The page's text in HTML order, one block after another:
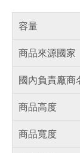
容量
商品來源國家
國內負責廠商
商品高度
商品寬度